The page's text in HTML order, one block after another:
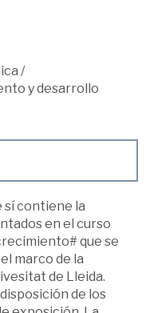
/
y desarrollo
sí contiene la
en el curso
que se
marco de la
de Lleida.
de los